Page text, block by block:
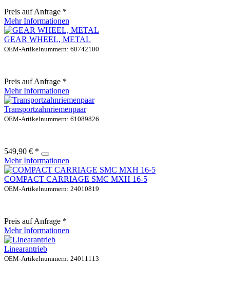
Preis auf Anfrage *
Mehr Informationen
GEAR WHEEL, METAL
OEM-Artikelnummern: 60742100
Preis auf Anfrage *
Mehr Informationen
Transportzahnriemenpaar
OEM-Artikelnummern: 61089826
549,90 € *
Mehr Informationen
COMPACT CARRIAGE SMC MXH 16-5
OEM-Artikelnummern: 24010819
Preis auf Anfrage *
Mehr Informationen
Linearantrieb
OEM-Artikelnummern: 24011113